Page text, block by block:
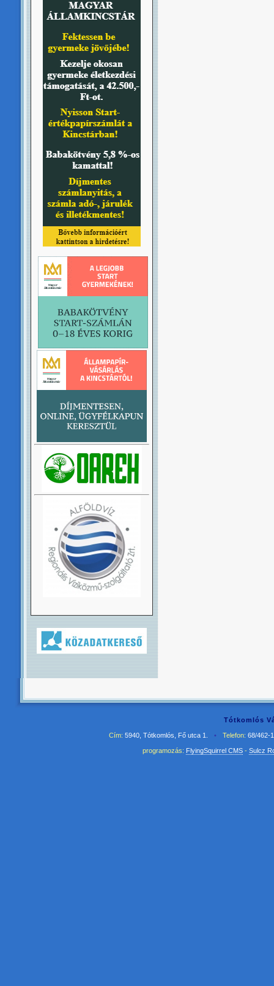
Tótkomlós
Cím: 5940, Tótkomlós, Fő utca 1. • Telefon: 68/462-
programozás: FlyingSquirrel CMS- Sulcz